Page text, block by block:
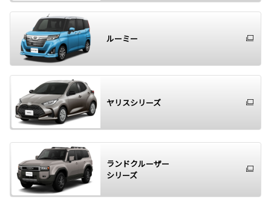
ルーミー
ヤリスシリーズ
ランドクルーザー
シリーズ